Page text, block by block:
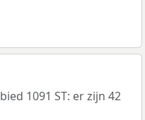
1091 ST: er zijn 42